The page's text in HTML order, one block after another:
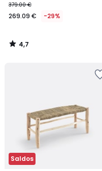
379.00 €
269.09 € -29%
4,7
/
Saldos